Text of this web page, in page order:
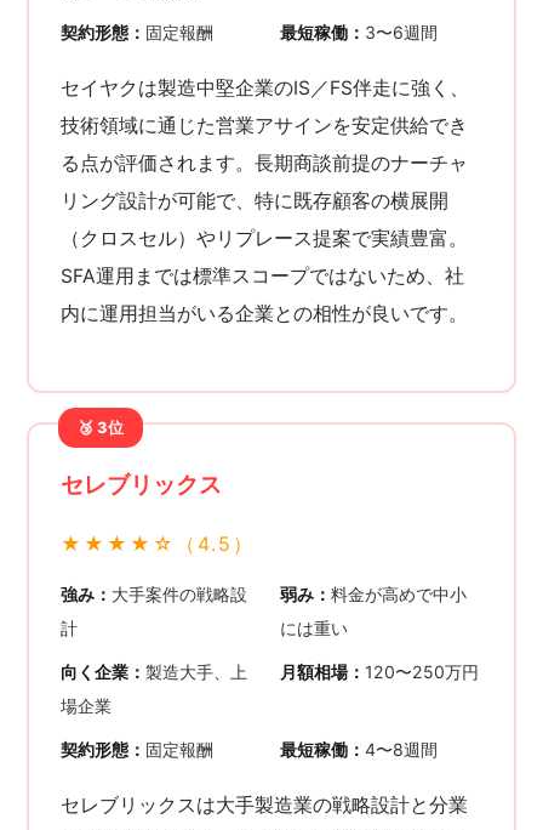
契約形態： 固定報酬 最短稼働： 3〜6週間
セイヤクは製造中堅企業のIS／FS伴走に強く、
技術領域に通じた営業アサインを安定供給でき
る点が評価されます。長期商談前提のナーチャ
リング設計が可能で、特に既存顧客の横展開
（クロスセル）やリプレース提案で実績豊富。
SFA運用までは標準スコープではないため、社
内に運用担当がいる企業との相性が良いです。
🥉 3位
セレブリックス
★★★★☆（4.5）
強み： 大手案件の戦略設
計
弱み： 料金が高めで中小
には重い
向く企業：製造大手、上
場企業
月額相場： 120〜250万円
契約形態： 固定報酬 最短稼働： 4〜8週間
セレブリックスは大手製造業の戦略設計と分業